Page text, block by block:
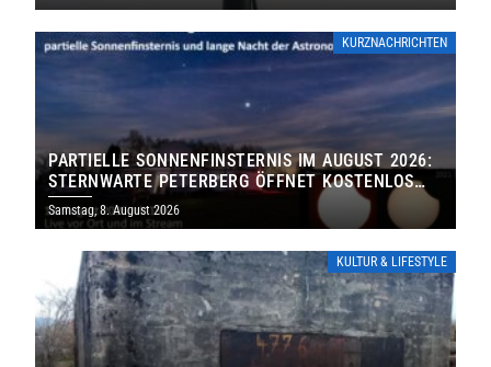
KURZNACHRICHTEN
PARTIELLE SONNENFINSTERNIS IM AUGUST 2026:
STERNWARTE PETERBERG ÖFFNET KOSTENLOS
IHRE TORE
Samstag, 8. August 2026
KULTUR & LIFESTYLE